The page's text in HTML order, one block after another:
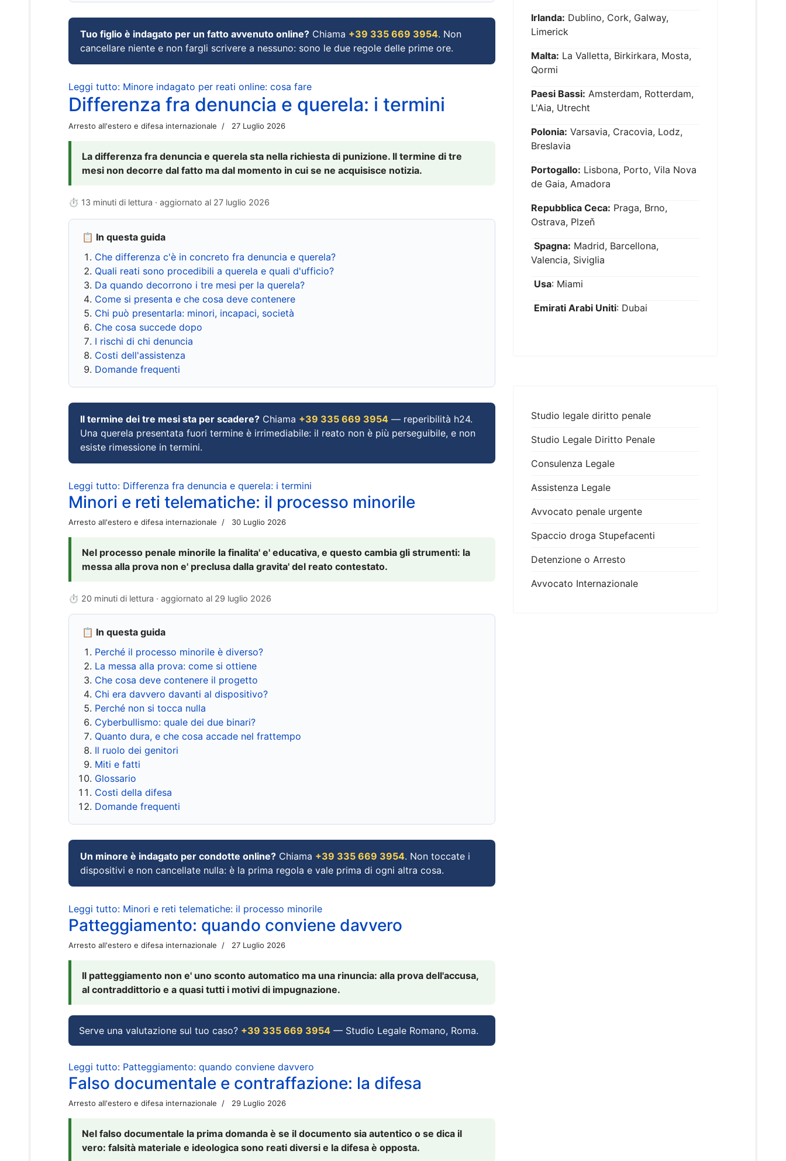
Tuo figlio è indagato per un fatto avvenuto online? Chiama +39 335 669 3954. Non
cancellare niente e non fargli scrivere a nessuno: sono le due regole delle prime ore.
Leggi tutto: Minore indagato per reati online: cosa fare
Differenza fra denuncia e querela: i termini
Arresto all'estero e difesa internazionale 27 Luglio 2026
La differenza fra denuncia e querela sta nella richiesta di punizione. Il termine di tre
mesi non decorre dal fatto ma dal momento in cui se ne acquisisce notizia.
⏱ 13 minuti di lettura · aggiornato al 27 luglio 2026
📋 In questa guida
Che differenza c'è in concreto fra denuncia e querela?
Quali reati sono procedibili a querela e quali d'ufficio?
Da quando decorrono i tre mesi per la querela?
Come si presenta e che cosa deve contenere
Chi può presentarla: minori, incapaci, società
Che cosa succede dopo
I rischi di chi denuncia
Costi dell'assistenza
Domande frequenti
Il termine dei tre mesi sta per scadere? Chiama +39 335 669 3954 — reperibilità h24.
Una querela presentata fuori termine è irrimediabile: il reato non è più perseguibile, e non
esiste rimessione in termini.
Leggi tutto: Differenza fra denuncia e querela: i termini
Minori e reti telematiche: il processo minorile
Arresto all'estero e difesa internazionale 30 Luglio 2026
Nel processo penale minorile la finalita' e' educativa, e questo cambia gli strumenti: la
messa alla prova non e' preclusa dalla gravita' del reato contestato.
⏱ 20 minuti di lettura · aggiornato al 29 luglio 2026
📋 In questa guida
Perché il processo minorile è diverso?
La messa alla prova: come si ottiene
Che cosa deve contenere il progetto
Chi era davvero davanti al dispositivo?
Perché non si tocca nulla
Cyberbullismo: quale dei due binari?
Quanto dura, e che cosa accade nel frattempo
Il ruolo dei genitori
Miti e fatti
Glossario
Costi della difesa
Domande frequenti
Un minore è indagato per condotte online? Chiama +39 335 669 3954. Non toccate i
dispositivi e non cancellate nulla: è la prima regola e vale prima di ogni altra cosa.
Leggi tutto: Minori e reti telematiche: il processo minorile
Patteggiamento: quando conviene davvero
Arresto all'estero e difesa internazionale 27 Luglio 2026
Il patteggiamento non e' uno sconto automatico ma una rinuncia: alla prova dell'accusa,
al contraddittorio e a quasi tutti i motivi di impugnazione.
Serve una valutazione sul tuo caso? +39 335 669 3954 — Studio Legale Romano, Roma.
Leggi tutto: Patteggiamento: quando conviene davvero
Falso documentale e contraffazione: la difesa
Arresto all'estero e difesa internazionale 29 Luglio 2026
Nel falso documentale la prima domanda è se il documento sia autentico o se dica il
vero: falsità materiale e ideologica sono reati diversi e la difesa è opposta.
Irlanda: Dublino, Cork, Galway,
Limerick
Malta: La Valletta, Birkirkara, Mosta,
Qormi
Paesi Bassi: Amsterdam, Rotterdam,
L'Aia, Utrecht
Polonia: Varsavia, Cracovia, Lodz,
Breslavia
Portogallo: Lisbona, Porto, Vila Nova
de Gaia, Amadora
Repubblica Ceca: Praga, Brno,
Ostrava, Plzeň
Spagna: Madrid, Barcellona,
Valencia, Siviglia
Usa: Miami
Emirati Arabi Uniti: Dubai
Studio legale diritto penale
Studio Legale Diritto Penale
Consulenza Legale
Assistenza Legale
Avvocato penale urgente
Spaccio droga Stupefacenti
Detenzione o Arresto
Avvocato Internazionale